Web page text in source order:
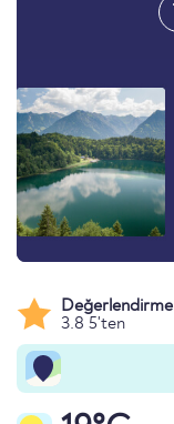
Değerlendirme
3.8 5'ten